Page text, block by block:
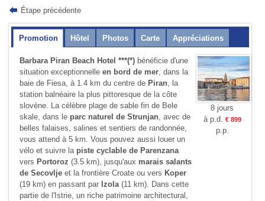
Étape précédente
Promotion Hôtel Photos Carte Appréciations
Barbara Piran Beach Hotel ***(*) bénéficie d'une
situation exceptionnelleen bord de mer, dans la
baie de Fiesa, à 1.4 km du centre de Piran, la
station balnéaire la plus pittoresque de la côte
slovène. La célèbre plage de sable fin de Bele
skale, dans le parc naturel de Strunjan, avec de
belles falaises, salines et sentiers de randonnée,
vous attend à 5 km. Vous pouvez aussi louer un
vélo et suivre la piste cyclable de Parenzana
vers Portoroz(3.5 km), jusqu'aux marais salants
de Secovlje et la frontière Croate ou vers Koper
(19 km) en passant par Izola(11 km). Dans cette
partie de l'Istrie, un riche patrimoine architectural,
8 jours
à p.d.
€ 899
p.p.